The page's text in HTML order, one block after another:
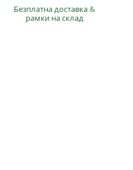
Безплатна доставка&
рамки на склад